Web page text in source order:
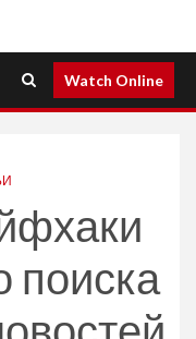
Watch Online
поиска